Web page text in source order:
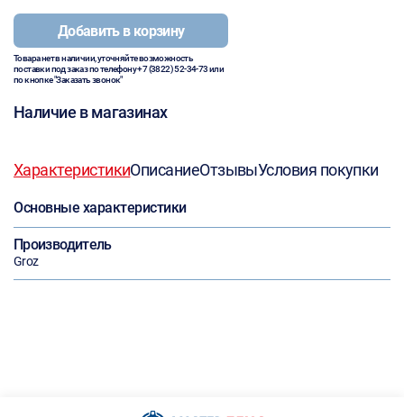
Добавить в корзину
Товара нет в наличии, уточняйте возможность
поставки под заказ по телефону+7 (3822) 52-34-73или
по кнопке "Заказать звонок"
Наличие в магазинах
ХарактеристикиОписаниеОтзывыУсловия покупки
Основные характеристики
Производитель
Groz